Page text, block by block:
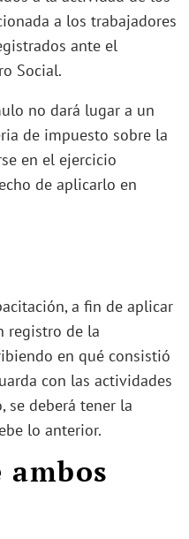
a los trabajadores
ante el
Social.
no dará lugar a un
de impuesto sobre la
en el ejercicio
de aplicarlo en
a fin de aplicar
registro de la
en qué consistió
con las actividades
se deberá tener la
lo anterior.
ambos